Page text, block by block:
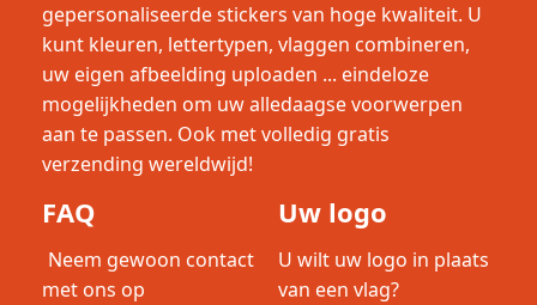
gepersonaliseerde stickers van hoge kwaliteit. U
kunt kleuren, lettertypen, vlaggen combineren,
uw eigen afbeelding uploaden ... eindeloze
mogelijkheden om uw alledaagse voorwerpen
aan te passen. Ook met volledig gratis
verzending wereldwijd!
FAQ
Neem gewoon contact
met ons op
Uw logo
U wilt uw logo in plaats
van een vlag?